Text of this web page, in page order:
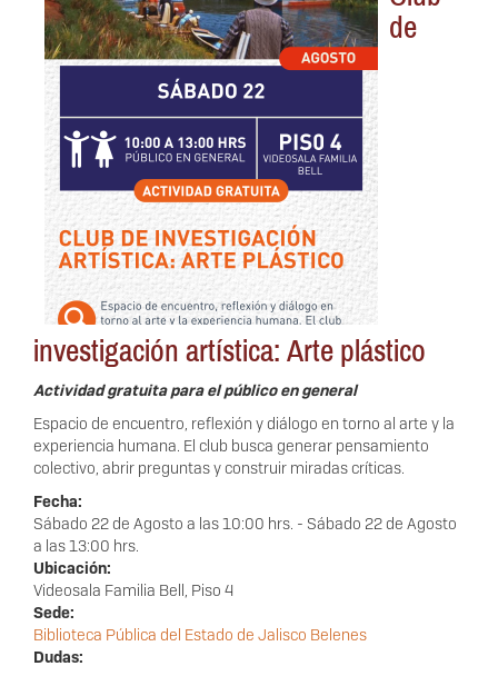
de
investigación artística: Arte plástico
Actividad gratuita para el público en general
Espacio de encuentro, reflexión y diálogo en torno al arte y la
experiencia humana. El club busca generar pensamiento
colectivo, abrir preguntas y construir miradas críticas.
Fecha:
Sábado 22 de Agosto a las 10:00 hrs. - Sábado 22 de Agosto
a las 13:00 hrs.
Ubicación:
Videosala Familia Bell, Piso 4
Sede:
Biblioteca Pública del Estado de Jalisco Belenes
Dudas: